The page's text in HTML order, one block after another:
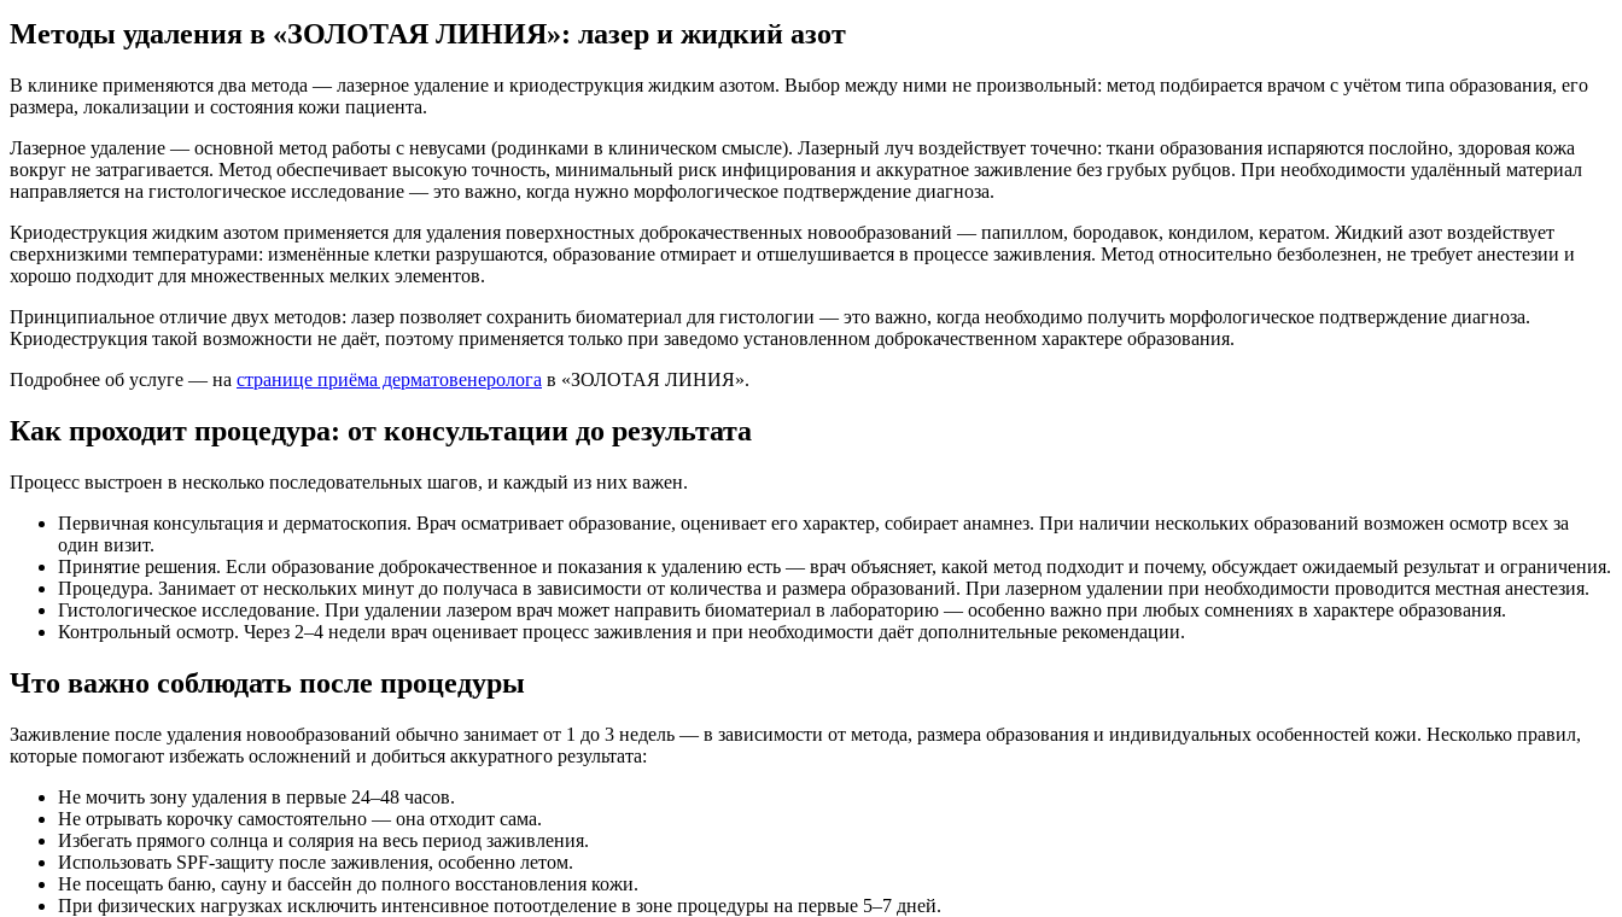
Методы удаления в «ЗОЛОТАЯ ЛИНИЯ»: лазер и жидкий азот
В клинике применяются два метода — лазерное удаление и криодеструкция жидким азотом. Выбор между ними не произвольный: метод подбирается врачом с учётом типа образования, его
размера, локализации и состояния кожи пациента.
Лазерное удаление — основной метод работы с невусами (родинками в клиническом смысле). Лазерный луч воздействует точечно: ткани образования испаряются послойно, здоровая кожа
вокруг не затрагивается. Метод обеспечивает высокую точность, минимальный риск инфицирования и аккуратное заживление без грубых рубцов. При необходимости удалённый материал
направляется на гистологическое исследование — это важно, когда нужно морфологическое подтверждение диагноза.
Криодеструкция жидким азотом применяется для удаления поверхностных доброкачественных новообразований — папиллом, бородавок, кондилом, кератом. Жидкий азот воздействует
сверхнизкими температурами: изменённые клетки разрушаются, образование отмирает и отшелушивается в процессе заживления. Метод относительно безболезнен, не требует анестезии и
хорошо подходит для множественных мелких элементов.
Принципиальное отличие двух методов: лазер позволяет сохранить биоматериал для гистологии — это важно, когда необходимо получить морфологическое подтверждение диагноза.
Криодеструкция такой возможности не даёт, поэтому применяется только при заведомо установленном доброкачественном характере образования.
Подробнее об услуге — на странице приёма дерматовенеролога в «ЗОЛОТАЯ ЛИНИЯ».
Как проходит процедура: от консультации до результата
Процесс выстроен в несколько последовательных шагов, и каждый из них важен.
Первичная консультация и дерматоскопия. Врач осматривает образование, оценивает его характер, собирает анамнез. При наличии нескольких образований возможен осмотр всех за
один визит.
Принятие решения. Если образование доброкачественное и показания к удалению есть — врач объясняет, какой метод подходит и почему, обсуждает ожидаемый результат и ограничения.
Процедура. Занимает от нескольких минут до получаса в зависимости от количества и размера образований. При лазерном удалении при необходимости проводится местная анестезия.
Гистологическое исследование. При удалении лазером врач может направить биоматериал в лабораторию — особенно важно при любых сомнениях в характере образования.
Контрольный осмотр. Через 2–4 недели врач оценивает процесс заживления и при необходимости даёт дополнительные рекомендации.
Что важно соблюдать после процедуры
Заживление после удаления новообразований обычно занимает от 1 до 3 недель — в зависимости от метода, размера образования и индивидуальных особенностей кожи. Несколько правил,
которые помогают избежать осложнений и добиться аккуратного результата:
Не мочить зону удаления в первые 24–48 часов.
Не отрывать корочку самостоятельно — она отходит сама.
Избегать прямого солнца и солярия на весь период заживления.
Использовать SPF-защиту после заживления, особенно летом.
Не посещать баню, сауну и бассейн до полного восстановления кожи.
При физических нагрузках исключить интенсивное потоотделение в зоне процедуры на первые 5–7 дней.